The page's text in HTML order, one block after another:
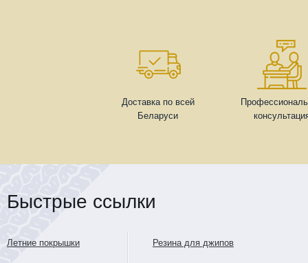
Доставка по всей
Беларуси
Быстрые ссылки
Летние покрышки Резина для джипов